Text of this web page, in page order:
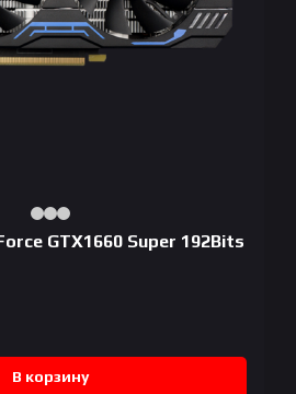
GTX1660 Super 192Bits
В корзину